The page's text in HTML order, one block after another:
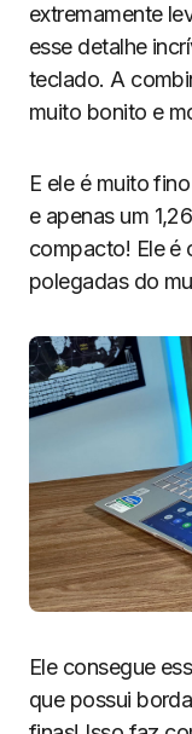
extremamente
esse detalhe
teclado. A
muito bonito e
E ele é muito
e apenas um
compacto! Ele é
polegadas do
Ele consegue
que possui